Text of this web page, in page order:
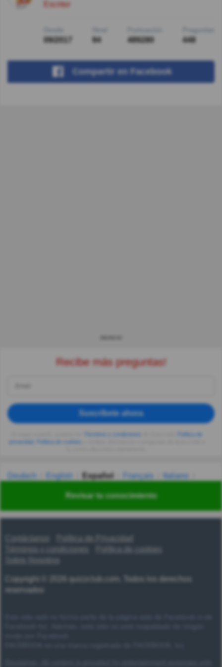
Revisar tu conocimiento
Escritor
09/2017 94 489280 448
Compartir en Facebook
Recibe más preguntas!
Suscríbete ahora
privacidad
Deutsch English Español Français
Italiano
Українська हिन्दी 한국어 汉语
Contáctanos
Política de Privacidad
Términos y condiciones
Copyright © 2026 quizzclub.com. Todos los derechos
reservados